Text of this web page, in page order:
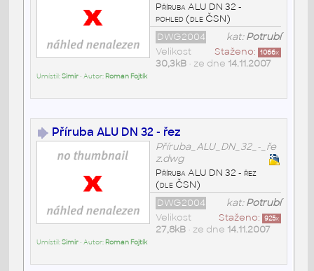
Příruba ALU DN 32 -
pohled (dle ČSN)
kat:Potrubí
DWG2004
Staženo: 1066x
Velikost
30,3kB• ze dne 14.11.2007
Umístil:Simir• Autor: Roman Fojtík
Příruba ALU DN 32 - řez
Příruba_ALU_DN_32_-_ře
z.dwg
Příruba ALU DN 32 - řez
(dle ČSN)
kat:Potrubí
DWG2004
Staženo: 925x
Velikost
27,8kB• ze dne 14.11.2007
Umístil:Simir• Autor: Roman Fojtík